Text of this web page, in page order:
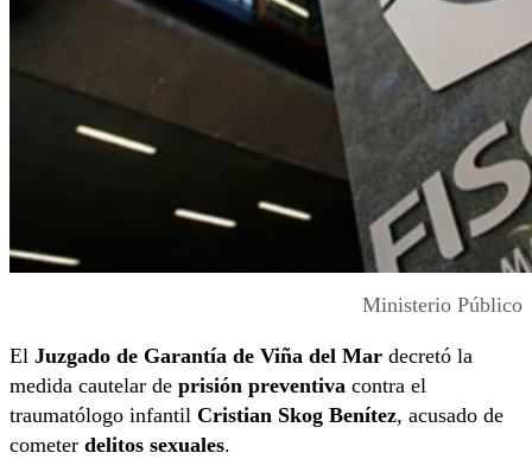
Ministerio Público
El Juzgado de Garantía de Viña del Mar decretó la
medida cautelar de prisión preventiva contra el
traumatólogo infantil Cristian Skog Benítez, acusado de
cometer delitos sexuales.